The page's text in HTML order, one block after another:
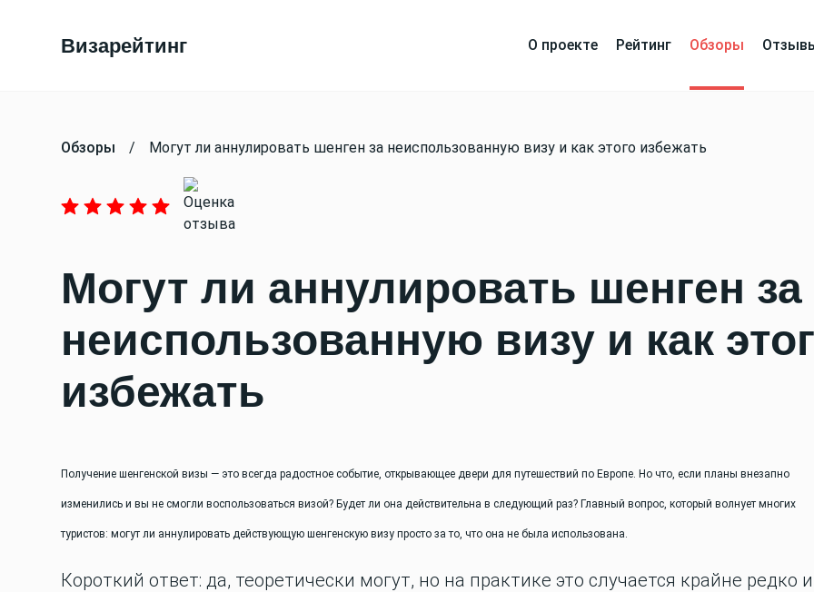
Визарейтинг О проекте Рейтинг Обзоры
Обзоры / Могут ли аннулировать шенген за неиспользованную визу и как этого избежать
Могут ли аннулировать шенген за
неиспользованную визу и как
избежать
Получение шенгенской визы — это всегда радостное событие, открывающее двери для путешествий по Европе. Но что, если планы внезапно
изменились и вы не смогли воспользоваться визой? Будет ли она действительна в следующий раз? Главный вопрос, который волнует многих
туристов: могут ли аннулировать действующую шенгенскую визу просто за то, что она не была использована.
Короткий ответ: да, теоретически могут, но на практике это случается крайне редко и